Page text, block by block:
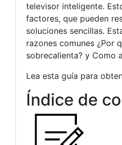
televisor inteligente.
factores, que pueden
soluciones sencillas.
razones comunes ¿Por
sobrecalienta? y Como
Lea esta guía para
Índice de